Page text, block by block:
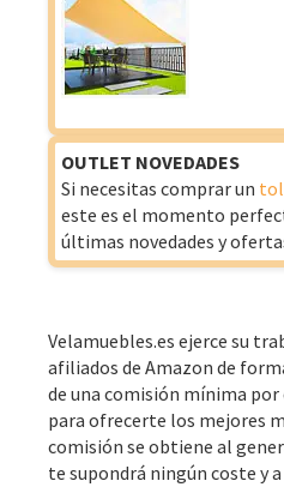
OUTLET NOVEDADES
Si necesitas comprar un
este es el momento
últimas novedades y
Velamuebles.es ejerce su
afiliados de Amazon de
de una comisión mínima
para ofrecerte los mejores
comisión se obtiene al
te supondrá ningún coste y